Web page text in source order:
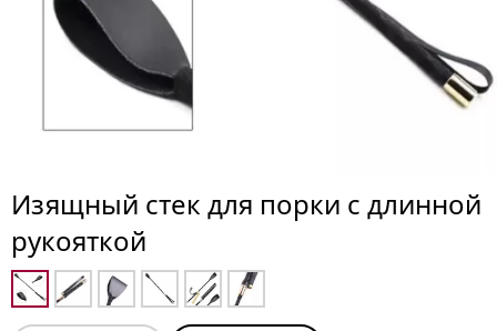
Изящный стек для порки с длинной
рукояткой